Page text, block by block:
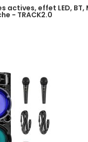
actives, effet LED, BT,
- TRACK2.0